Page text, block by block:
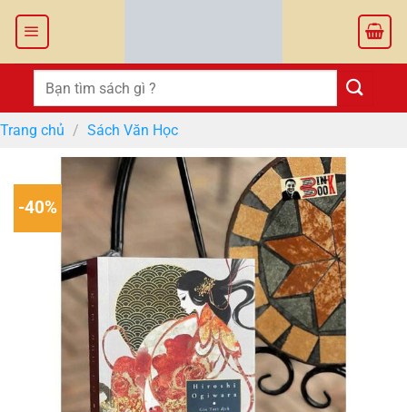
Tìm
kiếm:
Trang chủ / Sách Văn Học
-40%